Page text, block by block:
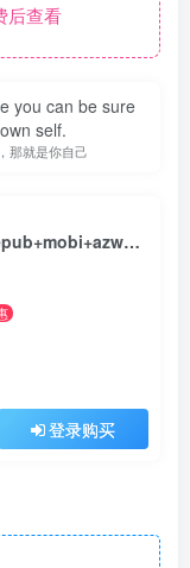
后查看
you can be sure
self.
那就是你自己
万川毕汇 ：世界环境史国际名家讲座 （epub+mobi+azw3+pdf）
登录购买